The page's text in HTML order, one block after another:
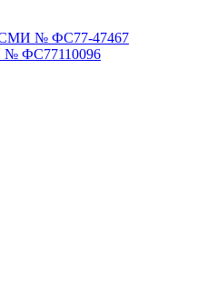
СМИ № ФС77-47467
№ ФС77110096